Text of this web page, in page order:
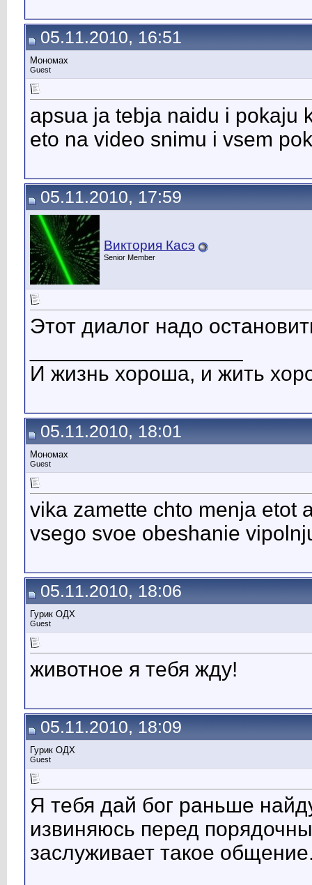
05.11.2010, 16:51
Мономах
Guest
apsua ja tebja naidu i pokaju
eto na video snimu i vsem
05.11.2010, 17:59
Виктория Касэ
Senior Member
Этот диалог надо
И жизнь хороша, и жить
05.11.2010, 18:01
Мономах
Guest
vika zamette chto menja etot
vsego svoe obeshanie
05.11.2010, 18:06
Гурик ОДХ
Guest
животное я тебя жду!
05.11.2010, 18:09
Гурик ОДХ
Guest
Я тебя дай бог раньше
извиняюсь перед
заслуживает такое